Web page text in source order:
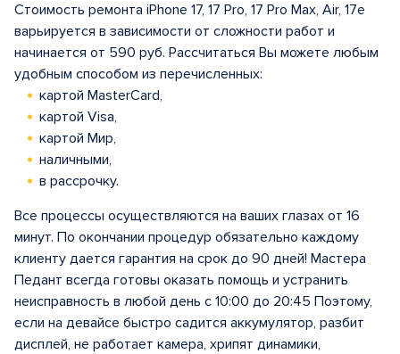
Стоимость ремонта iPhone 17, 17 Pro, 17 Pro Max, Air, 17e
варьируется в зависимости от сложности работ и
начинается от 590 руб. Рассчитаться Вы можете любым
удобным способом из перечисленных:
картой MasterCard,
картой Visa,
картой Мир,
наличными,
в рассрочку.
Все процессы осуществляются на ваших глазах от 16
минут. По окончании процедур обязательно каждому
клиенту дается гарантия на срок до 90 дней! Мастера
Педант всегда готовы оказать помощь и устранить
неисправность в любой день с 10:00 до 20:45 Поэтому,
если на девайсе быстро садится аккумулятор, разбит
дисплей, не работает камера, хрипят динамики,